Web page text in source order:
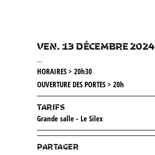
VEN. 13 DÉCEMBRE 2024
HORAIRES > 20h30
OUVERTURE DES PORTES > 20h
TARIFS
Grande salle - Le Silex
PARTAGER